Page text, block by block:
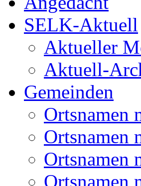
SELK-Aktuell
Aktueller
Aktuell-
Gemeinden
Ortsnamen
Ortsnamen
Ortsnamen
Ortsnamen